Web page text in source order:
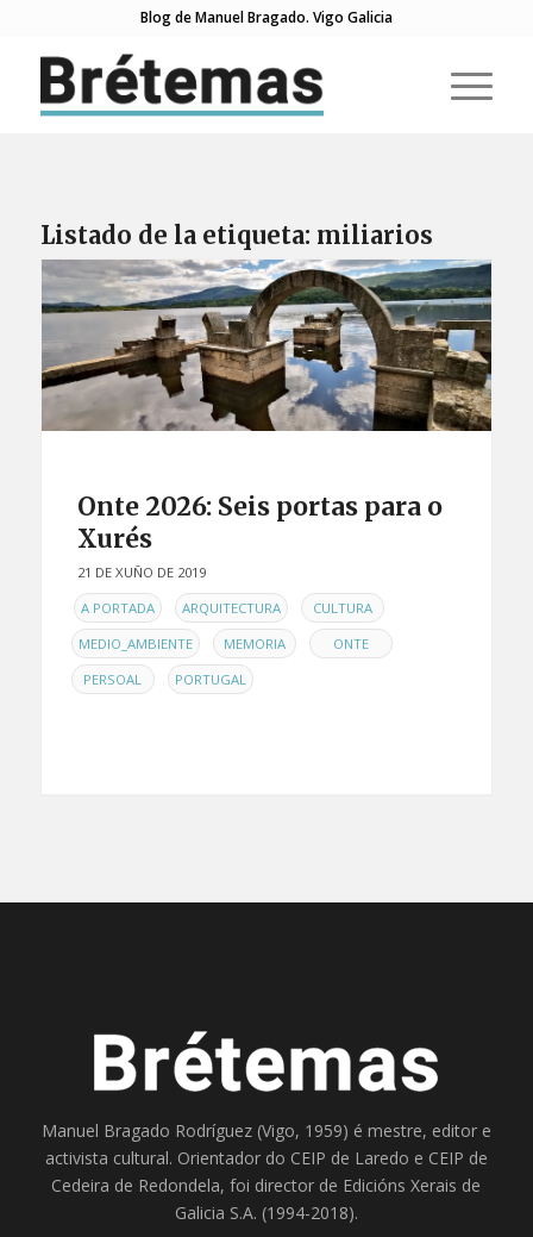
Blog de Manuel Bragado. Vigo Galicia
Listado de la etiqueta: miliarios
Onte 2026: Seis portas para o
Xurés
21 DE XUÑO DE 2019
ENA PORTADA , ARQUITECTURA , CULTURA ,
MEDIO_AMBIENTE , MEMORIA , ONTE ,
PERSOAL , PORTUGAL
Manuel Bragado Rodríguez (Vigo, 1959) é mestre, editor e
activista cultural. Orientador do CEIP de Laredo e CEIP de
Cedeira de Redondela, foi director de Edicións Xerais de
Galicia S.A. (1994-2018).